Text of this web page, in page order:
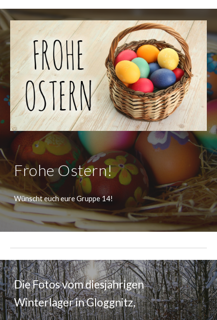
Frohe Ostern!
Wünscht euch eure Gruppe 14!
Die Fotos vom diesjährigen
Winterlager in Gloggnitz,